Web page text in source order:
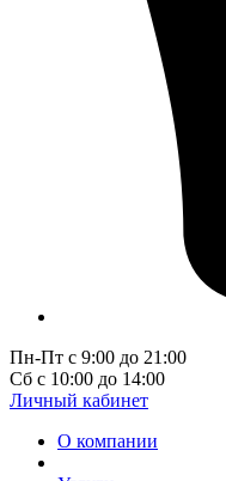
Пн-Пт с 9:00 до 21:00
Сб с 10:00 до 14:00
Личный кабинет
О компании